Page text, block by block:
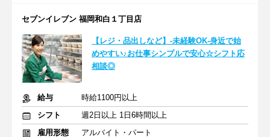
セブンイレブン 福岡和白１丁目店
【レジ・品出しなど】-未経験OK-身近で始
めやすい♪お仕事シンプルで安心☆シフト応
相談◎
給与
時給1100円以上
シフト
週2日以上 1日6時間以上
雇用形態
アルバイト・パート